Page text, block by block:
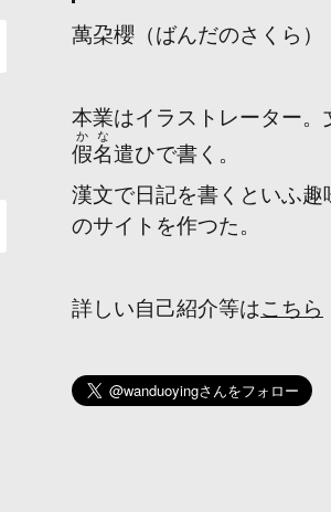
萬朶櫻（ばんだのさくら）
本業はイラストレーター。
假名
かな
遣ひで書く。
漢文で日記を書くといふ趣
のサイトを作つた。
詳しい自己紹介等はこちら